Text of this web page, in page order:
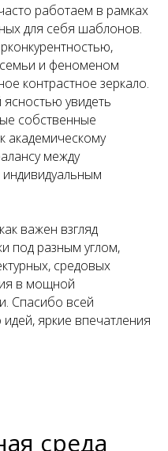
работаем в рамках
для себя шаблонов.
и феноменом
контрастное зеркало.
увидеть
собственные
академическому
между
индивидуальным
важен взгляд
под разным углом,
средовых
в мощной
Спасибо всей
яркие впечатления
среда